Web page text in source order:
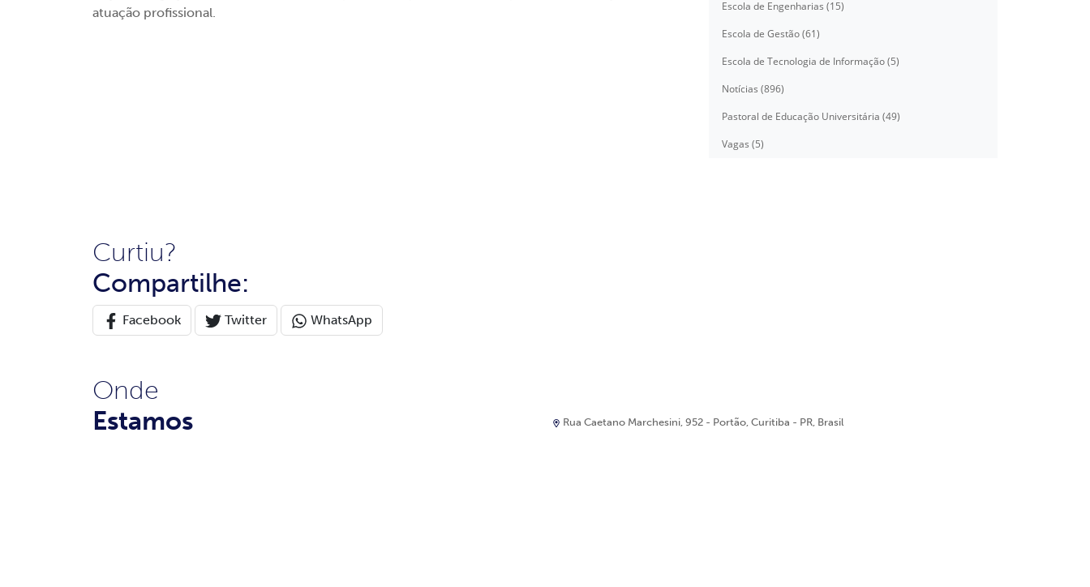
atuação profissional.
Escola de Engenharias (15)
Escola de Gestão (61)
Escola de Tecnologia de Informação (5)
Notícias (896)
Pastoral de Educação Universitária (49)
Vagas (5)
Curtiu?
Compartilhe:
Facebook Twitter WhatsApp
Onde
Estamos
Rua Caetano Marchesini, 952 - Portão, Curitiba - PR, Brasil